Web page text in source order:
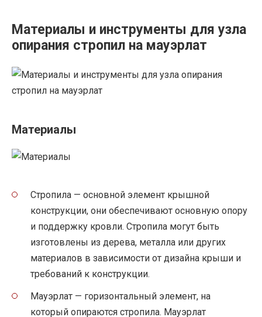
Материалы и инструменты для узла
опирания стропил на мауэрлат
Материалы
Стропила — основной элемент крышной
конструкции, они обеспечивают основную опору
и поддержку кровли. Стропила могут быть
изготовлены из дерева, металла или других
материалов в зависимости от дизайна крыши и
требований к конструкции.
Мауэрлат — горизонтальный элемент, на
который опираются стропила. Мауэрлат